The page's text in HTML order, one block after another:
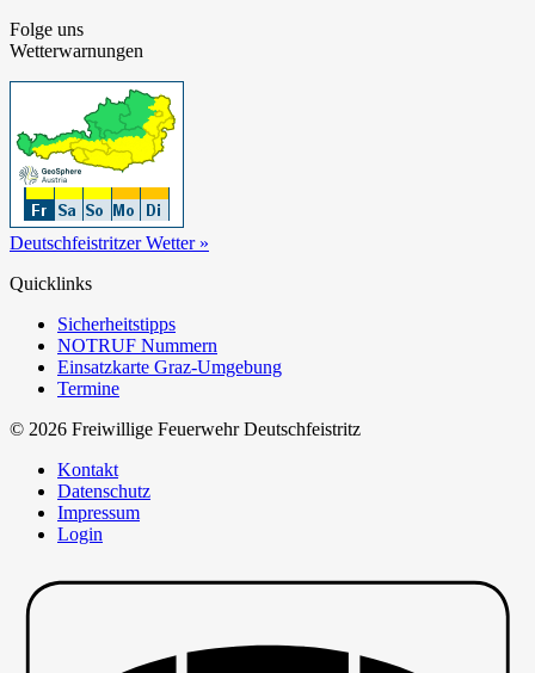
Folge uns
Wetterwarnungen
Deutschfeistritzer Wetter »
Quicklinks
Sicherheitstipps
NOTRUF Nummern
Einsatzkarte Graz-Umgebung
Termine
© 2026 Freiwillige Feuerwehr Deutschfeistritz
Kontakt
Datenschutz
Impressum
Login